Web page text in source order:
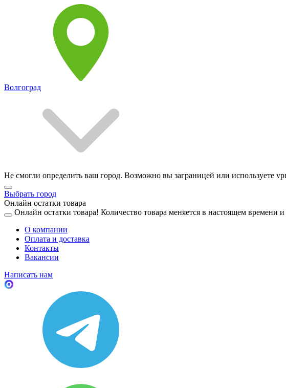
Волгоград
Не смогли определить ваш город. Возможно вы заграницей или используете
Выбрать город
Онлайн остатки товара
Онлайн остатки товара! Количество товара меняется в настоящем времени и
О компании
Оплата и доставка
Контакты
Вакансии
Написать нам